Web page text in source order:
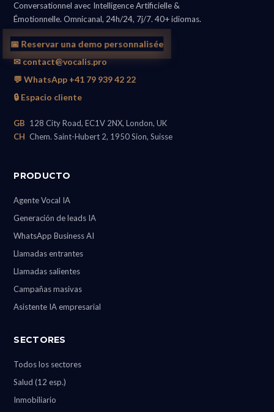
Conversationnel avec Intelligence Artificielle &
Émotionnelle. Omnicanal, 24h/24, 7j/7. 40+ idiomas.
📅 Reservar una demo personnalisée
✉ contact@vocalis.pro
💬 WhatsApp +41 79 939 42 22
🔒 Espacio cliente
GB 128 City Road, EC1V 2NX, London, UK
CH Chem. Saint-Hubert 2, 1950 Sion, Suisse
PRODUCTO
Agente Vocal IA
Generación de leads IA
WhatsApp Business AI
Llamadas entrantes
Llamadas salientes
Campañas masivas
Asistente IA empresarial
SECTORES
Todos los sectores
Salud (12 esp.)
Inmobiliario